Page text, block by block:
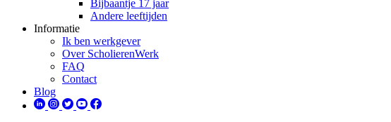
Bijbaantje 17 jaar
Andere leeftijden
Informatie
Ik ben werkgever
Over ScholierenWerk
FAQ
Contact
Blog